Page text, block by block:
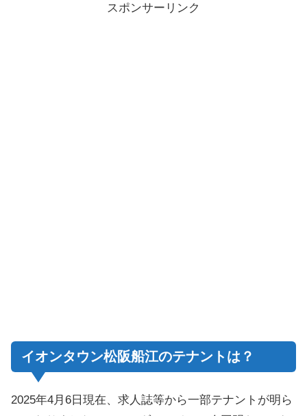
スポンサーリンク
イオンタウン松阪船江のテナントは？
2025年4月6日現在、求人誌等から一部テナントが明ら